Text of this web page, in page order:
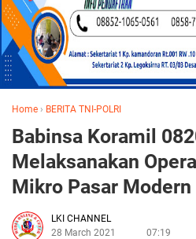
Home › BERITA TNI-POLRI
Babinsa Koramil
Melaksanakan
Mikro Pasar Modern
LKI CHANNEL
28 March 2021
07:19